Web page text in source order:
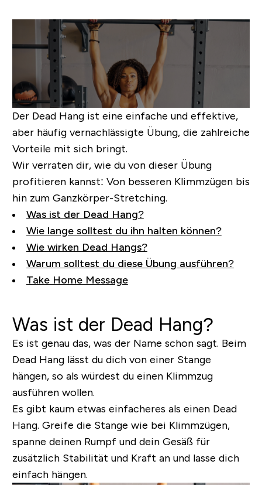
Der Dead Hang ist eine einfache und effektive,
aber häufig vernachlässigte Übung, die zahlreiche
Vorteile mit sich bringt.
Wir verraten dir, wie du von dieser Übung
profitieren kannst: Von besseren Klimmzügen bis
hin zum Ganzkörper-Stretching.
Was ist der Dead Hang?
Wie lange solltest du ihn halten können?
Wie wirken Dead Hangs?
Warum solltest du diese Übung ausführen?
Take Home Message
Was ist der Dead Hang?
Es ist genau das, was der Name schon sagt. Beim
Dead Hang lässt du dich von einer Stange
hängen, so als würdest du einen Klimmzug
ausführen wollen.
Es gibt kaum etwas einfacheres als einen Dead
Hang. Greife die Stange wie bei Klimmzügen,
spanne deinen Rumpf und dein Gesäß für
zusätzlich Stabilität und Kraft an und lasse dich
einfach hängen.